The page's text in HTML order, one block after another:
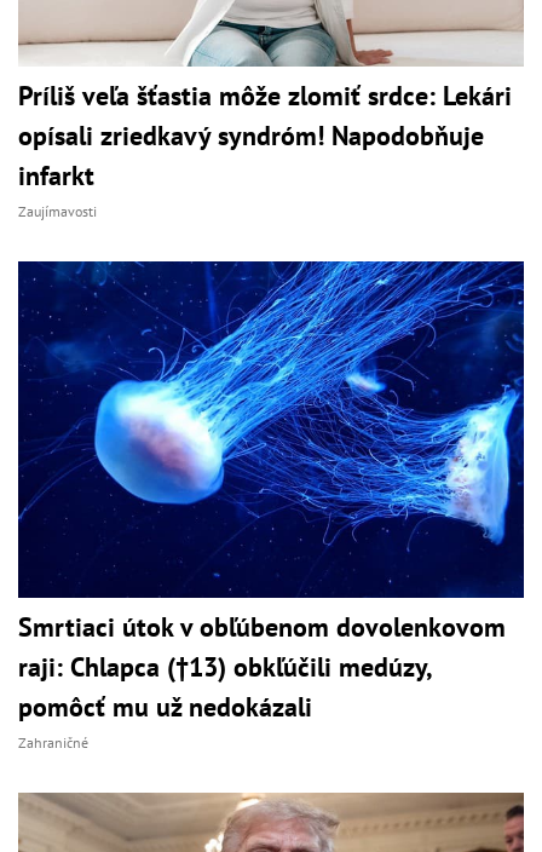
Príliš veľa šťastia môže zlomiť srdce: Lekári
opísali zriedkavý syndróm! Napodobňuje
infarkt
Zaujímavosti
Smrtiaci útok v obľúbenom dovolenkovom
raji: Chlapca (†13) obkľúčili medúzy,
pomôcť mu už nedokázali
Zahraničné